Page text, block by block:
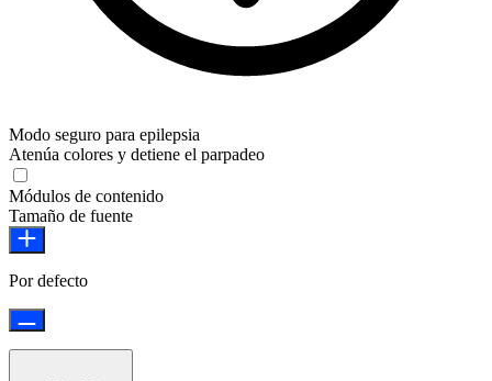
Modo seguro para epilepsia
Atenúa colores y detiene el parpadeo
Módulos de contenido
Tamaño de fuente
Por defecto